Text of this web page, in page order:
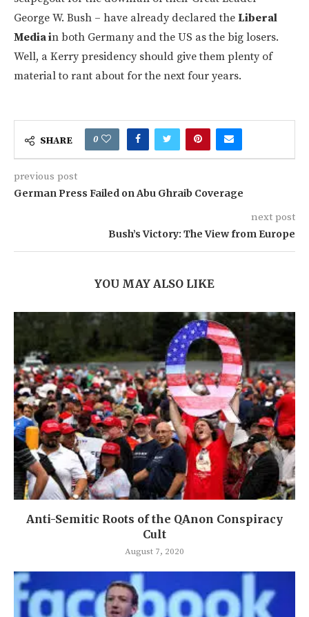
George W. Bush – have already declared the Liberal
Media in both Germany and the US as the big losers.
Well, a Kerry presidency should give them plenty of
material to rant about for the next four years.
SHARE 0
previous post
German Press Failed on Abu Ghraib Coverage
next post
Bush’s Victory: The View from Europe
YOU MAY ALSO LIKE
Anti-Semitic Roots of the QAnon Conspiracy
Cult
August 7, 2020